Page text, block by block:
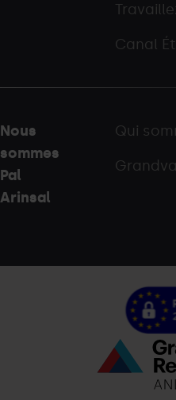
Canal
Nous
sommes
Pal
Arinsal
Qui